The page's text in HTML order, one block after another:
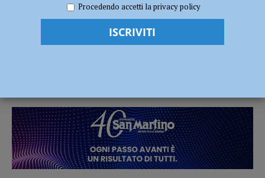
smart city, il TAR respinge il ricorso contro il Comune
Servizi energetici e smart city, il TAR
Procedendo accetti la privacy policy